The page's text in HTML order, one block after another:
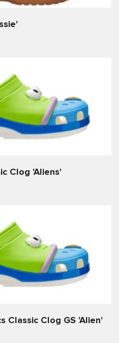
Clog 'Aliens'
Classic Clog GS 'Alien'